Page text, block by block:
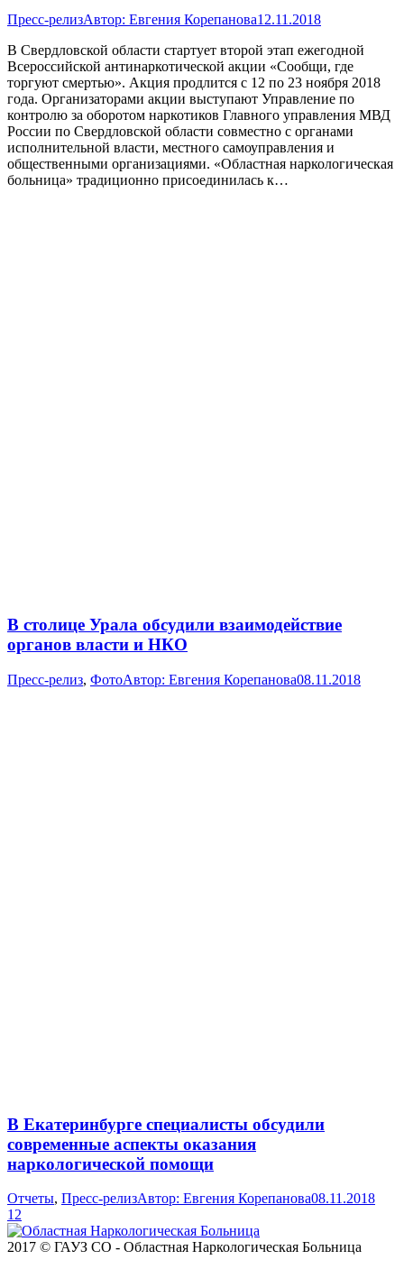
Пресс-релизАвтор: Евгения Корепанова12.11.2018
В Свердловской области стартует второй этап ежегодной
Всероссийской антинаркотической акции «Сообщи, где
торгуют смертью». Акция продлится с 12 по 23 ноября 2018
года. Организаторами акции выступают Управление по
контролю за оборотом наркотиков Главного управления МВД
России по Свердловской области совместно с органами
исполнительной власти, местного самоуправления и
общественными организациями. «Областная наркологическая
больница» традиционно присоединилась к…
В столице Урала обсудили взаимодействие
органов власти и НКО
Пресс-релиз, ФотоАвтор: Евгения Корепанова08.11.2018
В Екатеринбурге специалисты обсудили
современные аспекты оказания
наркологической помощи
Отчеты, Пресс-релизАвтор: Евгения Корепанова08.11.2018
1 2
2017 © ГАУЗ СО - Областная Наркологическая Больница